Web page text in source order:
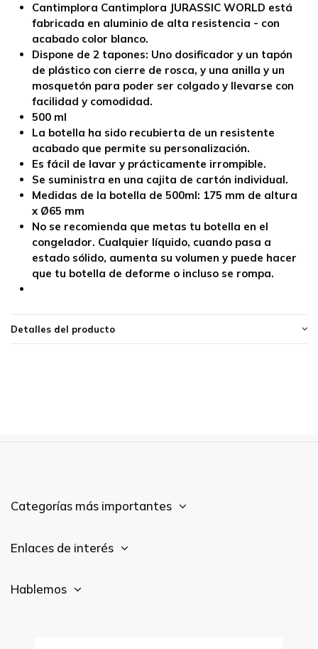
Cantimplora Cantimplora JURASSIC WORLD está
fabricada en aluminio de alta resistencia - con
acabado color blanco.
Dispone de 2 tapones: Uno dosificador y un tapón
de plástico con cierre de rosca, y una anilla y un
mosquetón para poder ser colgado y llevarse con
facilidad y comodidad.
500 ml
La botella ha sido recubierta de un resistente
acabado que permite su personalización.
Es fácil de lavar y prácticamente irrompible.
Se suministra en una cajita de cartón individual.
Medidas de la botella de 500ml: 175 mm de altura
x Ø65 mm
No se recomienda que metas tu botella en el
congelador. Cualquier líquido, cuando pasa a
estado sólido, aumenta su volumen y puede hacer
que tu botella de deforme o incluso se rompa.
Detalles del producto
Categorías más importantes
Enlaces de interés
Hablemos